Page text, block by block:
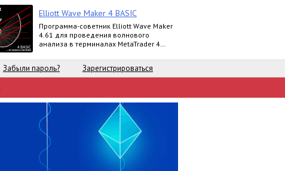
Elliott Wave Maker 4 BASIC
Программа-советник Elliott Wave Maker
4.61 для проведения волнового
анализа в терминалах MetaTrader 4
Extended
Забыли пароль? Зарегистрироваться